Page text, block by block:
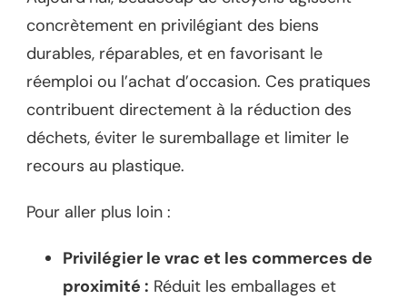
concrètement en privilégiant des biens
durables, réparables, et en favorisant le
réemploi ou l’achat d’occasion. Ces pratiques
contribuent directement à la réduction des
déchets, éviter le suremballage et limiter le
recours au plastique.
Pour aller plus loin :
Privilégier le vrac et les commerces de
proximité : Réduit les emballages et